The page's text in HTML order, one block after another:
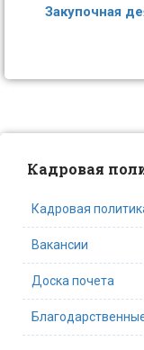
Закупочная
Кадровая
Кадровая
Вакансии
Доска почета